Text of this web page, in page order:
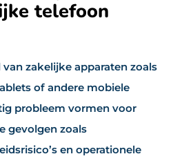
telefoon
zakelijke apparaten zoals
of andere mobiele
probleem vormen voor
gevolgen zoals
en operationele